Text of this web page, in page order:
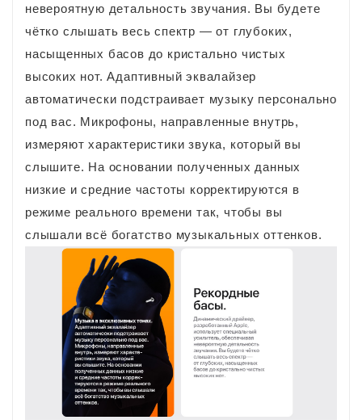
невероятную детальность звучания. Вы будете
чётко слышать весь спектр — от глубоких,
насыщенных басов до кристально чистых
высоких нот. Адаптивный эквалайзер
автоматически подстраивает музыку персонально
под вас. Микрофоны, направленные внутрь,
измеряют характе­ристики звука, который вы
слышите. На основании полученных данных
низкие и средние частоты коррек­тируются в
режиме реального времени так, чтобы вы
слышали всё богатство музыкальных оттенков.